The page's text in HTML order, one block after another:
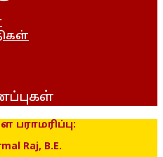
Raj, B.E.